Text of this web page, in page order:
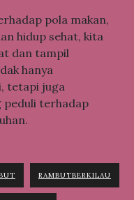
pola makan,
hidup sehat, kita
dan tampil
hanya
tetapi juga
peduli terhadap
RAMBUTBERKILAU